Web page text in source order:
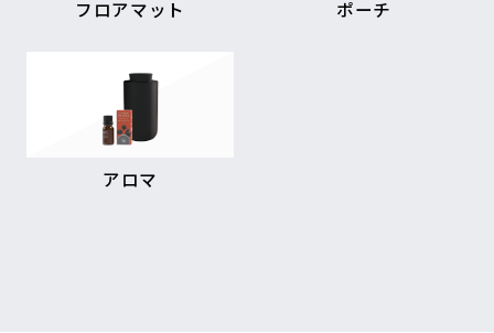
フロアマット ポーチ
アロマ